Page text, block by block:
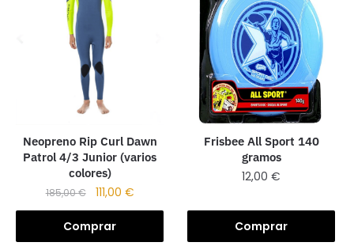
Neopreno Rip Curl Dawn
Patrol 4/3 Junior (varios
colores)
185,00€ 111,00 €
Comprar
Frisbee All Sport 140
gramos
12,00€
Comprar